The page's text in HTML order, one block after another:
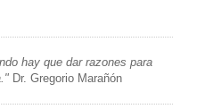
hay que dar razones para
Dr. Gregorio Marañón